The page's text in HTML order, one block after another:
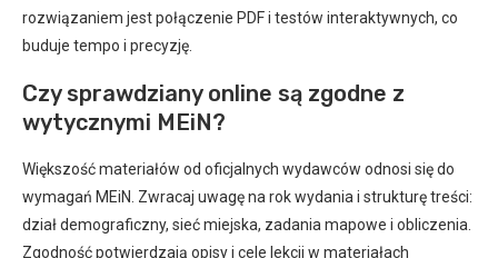
rozwiązaniem jest połączenie PDF i testów interaktywnych, co
buduje tempo i precyzję.
Czy sprawdziany online są zgodne z
wytycznymi MEiN?
Większość materiałów od oficjalnych wydawców odnosi się do
wymagań MEiN. Zwracaj uwagę na rok wydania i strukturę treści:
dział demograficzny, sieć miejska, zadania mapowe i obliczenia.
Zgodność potwierdzają opisy i cele lekcji w materiałach